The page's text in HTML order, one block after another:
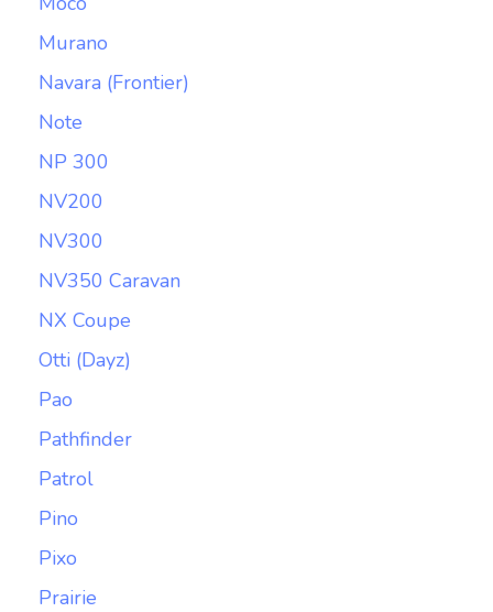
Murano
Navara (Frontier)
Note
NP 300
NV200
NV300
NV350 Caravan
NX Coupe
Otti (Dayz)
Pao
Pathfinder
Patrol
Pino
Pixo
Prairie